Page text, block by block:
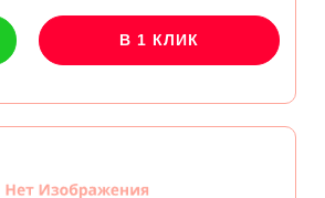
В 1 КЛИК